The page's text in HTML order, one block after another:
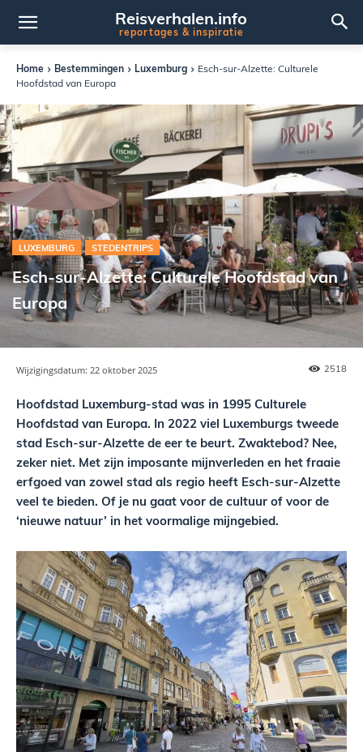
Reisverhalen.info
reportages & inspiratie
Home Bestemmingen Luxemburg
Esch-sur-Alzette: Culturele
Hoofdstad van Europa
LUXEMBURG STEDENTRIPS
Esch-sur-Alzette: Culturele Hoofdstad van
Europa
Wijzigingsdatum: 22 oktober 2025 2518
Hoofdstad Luxemburg-stad was in 1995 Culturele
Hoofdstad van Europa. In 2022 viel Luxemburgs tweede
stad Esch-sur-Alzette de eer te beurt. Zwaktebod? Nee,
zeker niet. Met zijn imposante mijnverleden en het fraaie
erfgoed van zowel stad als regio heeft Esch-sur-Alzette
veel te bieden. Of je nu gaat voor de cultuur of voor de
‘nieuwe natuur’ in het voormalige mijngebied.